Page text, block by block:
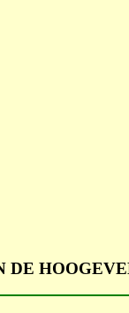
DE